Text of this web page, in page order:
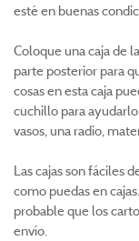
esté en buenas
Coloque una caja de
parte posterior para
cosas en esta caja
cuchillo para
vasos, una radio,
Las cajas son fáciles
como puedas en
probable que los
envío.